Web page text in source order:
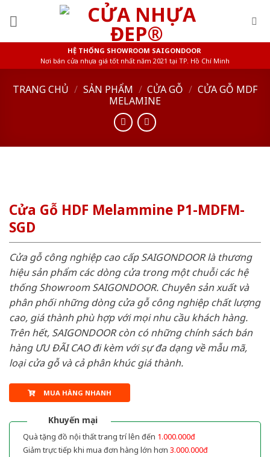
HỆ THỐNG SHOWROOM SAIGONDOOR
Nơi bán cửa nhựa giá tốt nhất năm 2021 tại TP. Hồ Chí Minh
TRANG CHỦ / SẢN PHẨM / CỬA GỖ / CỬA GỖ MDF
MELAMINE
Cửa Gỗ HDF Melammine P1-MDFM-
SGD
Cửa gỗ công nghiệp cao cấp SAIGONDOOR là thương
hiệu sản phẩm các dòng cửa trong một chuỗi các hệ
thống Showroom SAIGONDOOR. Chuyên sản xuất và
phân phối những dòng cửa gỗ công nghiệp chất lượng
cao, giá thành phù hợp với mọi nhu cầu khách hàng.
Trên hết, SAIGONDOOR còn có những chính sách bán
hàng ƯU ĐÃI CAO đi kèm với sự đa dạng về mẫu mã,
loại cửa gỗ và cả phân khúc giá thành.
MUA HÀNG NHANH
Khuyến mại
Quà tặng đồ nội thất trang trí lên đến 1.000.000đ
Giảm trực tiếp khi mua đơn hàng lớn hơn 3.000.000đ